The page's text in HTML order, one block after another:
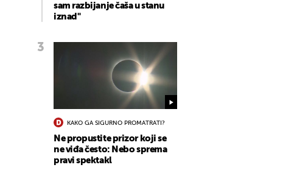
sam razbijanje čaša u stanu
iznad"
KAKO GA SIGURNO PROMATRATI?
Ne propustite prizor koji se
ne viđa često: Nebo sprema
pravi spektakl